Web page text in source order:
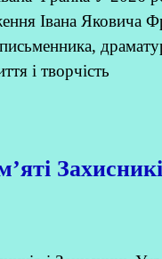
Івана Яковича
і творчість